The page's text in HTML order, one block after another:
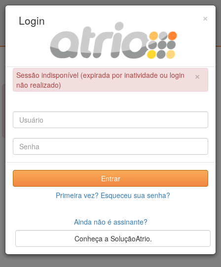
Civil / UPE
×
NÃO FOI POSSÍVEL CONCLUIR A OPERAÇÃO
Sessão indisponível (expirada por inatividade ou login não
realizado)
×
Login
×
Sessão indisponível (expirada por inatividade ou login
não realizado)
Entrar
Primeira vez? Esqueceu sua senha?
Ainda não é assinante?
Conheça a SoluçãoAtrio.